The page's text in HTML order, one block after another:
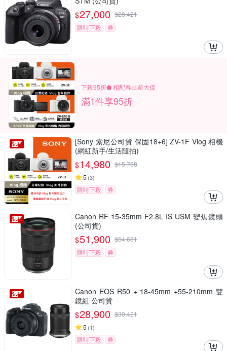
$27,000 $28,421
限時下殺
券
下殺95折⬟ 相配春出遊大促
滿1件享95折
[Sony 索尼公司貨 保固18+6] ZV-1F Vlog 相機
(網紅新手/生活隨拍)
$14,980 $15,768
5 (3)
限時下殺 券
Canon RF 15-35mm F2.8L IS USM 變焦鏡頭
(公司貨)
$51,900 $54,631
限時下殺
券
Canon EOS R50 + 18-45mm +55-210mm 雙
鏡組 公司貨
$28,900 $30,421
5 (1)
限時下殺 券